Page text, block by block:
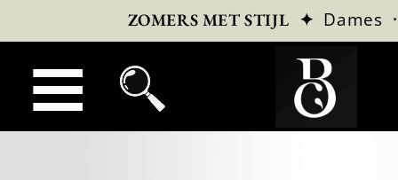
ZOMERS MET STIJL ✦ Dames